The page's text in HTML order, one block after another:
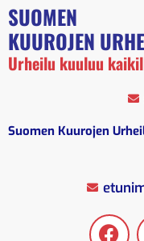
SUOMEN
KUUROJEN
Urheilu kuuluu
Suomen Kuurojen